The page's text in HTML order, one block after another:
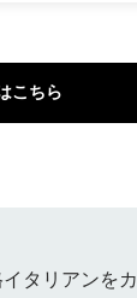
こちら
タリアンを